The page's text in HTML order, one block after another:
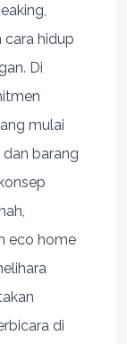
cara hidup
Di
mulai
barang
eco home
di